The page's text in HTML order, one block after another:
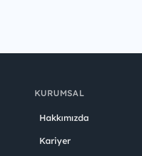
KURUMSAL
Hakkımızda
Kariyer